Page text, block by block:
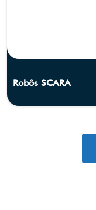
Robôs SCARA